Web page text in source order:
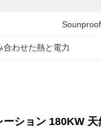
合わせた熱と電力
ション 180KW